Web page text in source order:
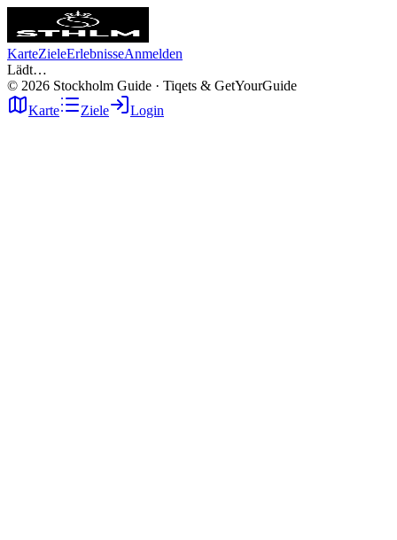
KarteZieleErlebnisseAnmelden
Lädt…
© 2026 Stockholm Guide · Tiqets & GetYourGuide
Karte
Ziele Login